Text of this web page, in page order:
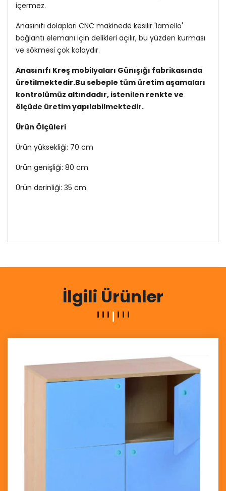
içermez.
Anasınıfı dolapları CNC makinede kesilir 'lamello'
bağlantı elemanı için delikleri açılır, bu yüzden kurması
ve sökmesi çok kolaydır.
Anasınıfı Kreş mobilyaları Günışığı fabrikasında
üretilmektedir.Bu sebeple tüm üretim aşamaları
kontrolümüz altındadır, istenilen renkte ve
ölçüde üretim yapılabilmektedir.
Ürün Ölçüleri
Ürün yüksekliği: 70 cm
Ürün genişliği: 80 cm
Ürün derinliği: 35 cm
İlgili Ürünler